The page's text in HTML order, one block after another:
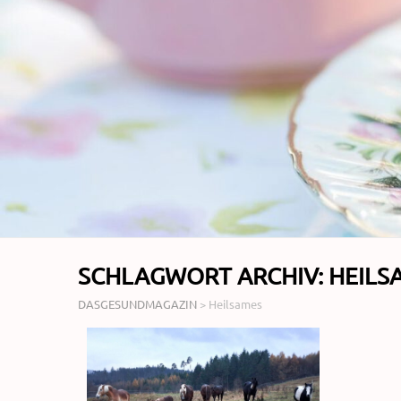
SCHLAGWORT ARCHIV:
DASGESUNDMAGAZIN > Heilsames